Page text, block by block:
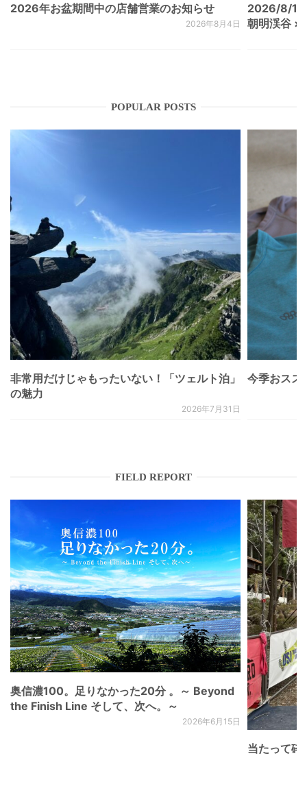
2026年お盆期間中の店舗営業のお知らせ
2026年8月4日
2026/8/
朝明渓谷 ×
POPULAR POSTS
非常用だけじゃもったいない！「ツェルト泊」
の魅力
2026年7月31日
今季おスス
FIELD REPORT
奥信濃100。足りなかった20分 。～ Beyond
the Finish Line そして、次へ。～
2026年6月15日
当たって砕